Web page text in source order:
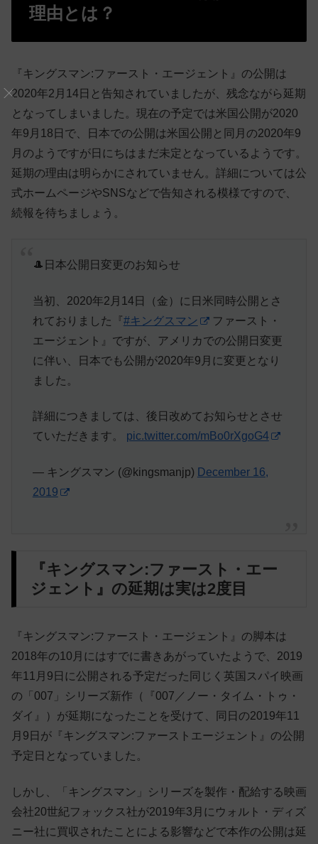
理由とは？
『キングスマン:ファースト・エージェント』の公開は
2020年2月14日と告知されていましたが、残念ながら延期
となってしまいました。現在の予定では米国公開が2020
年9月18日で、日本での公開は米国公開と同月の2020年9
月のようですが日にちはまだ未定となっているようです。
延期の理由は明らかにされていません。詳細については公
式ホームページやSNSなどで告知される模様ですので、
続報を待ちましょう。
🎩日本公開日変更のお知らせ
当初、2020年2月14日（金）に日米同時公開とさ
れておりました『#キングスマン
ファースト・
エージェント』ですが、アメリカでの公開日変更
に伴い、日本でも公開が2020年9月に変更となり
ました。
詳細につきましては、後日改めてお知らせとさせ
ていただきます。 pic.twitter.com/mBo0rXgoG4
— キングスマン (@kingsmanjp) December 16,
2019
『キングスマン:ファースト・エー
ジェント』の延期は実は2度目
『キングスマン:ファースト・エージェント』の脚本は
2018年の10月にはすでに書きあがっていたようで、2019
年11月9日に公開される予定だった同じく英国スパイ映画
の「007」シリーズ新作（『007／ノー・タイム・トゥ・
ダイ』）が延期になったことを受けて、同日の2019年11
月9日が『キングスマン:ファーストエージェント』の公開
予定日となっていました。
しかし、「キングスマン」シリーズを製作・配給する映画
会社20世紀フォックス社が2019年3月にウォルト・ディズ
ニー社に買収されたことによる影響などで本作の公開は延